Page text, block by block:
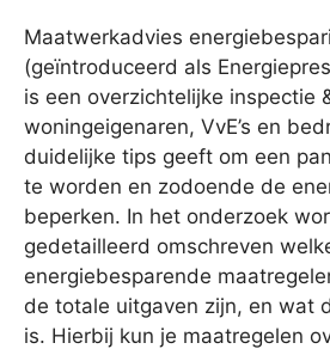
Maatwerkadvies
(geïntroduceerd als
is een overzichtelijke inspectie
woningeigenaren, VvE’s en
duidelijke tips geeft om een
te worden en zodoende de
beperken. In het onderzoek
gedetailleerd omschreven
energiebesparende
de totale uitgaven zijn, en wat
is. Hierbij kun je maatregelen